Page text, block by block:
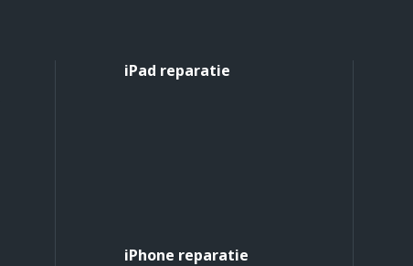
iPad reparatie
iPhone reparatie